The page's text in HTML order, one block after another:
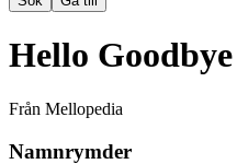
Hello Goodbye
Från Mellopedia
Namnrymder